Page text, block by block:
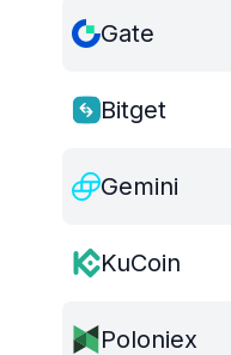
Gate
Bitget
Gemini
KuCoin
Poloniex